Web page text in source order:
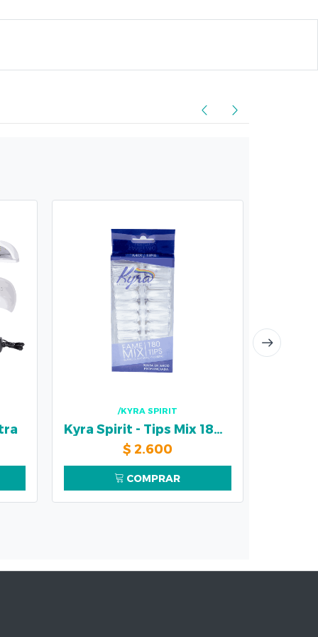
/KYRA SPIRIT
Kyra Spirit - Tips Mix 180 pzs
$ 2.600
COMPRAR